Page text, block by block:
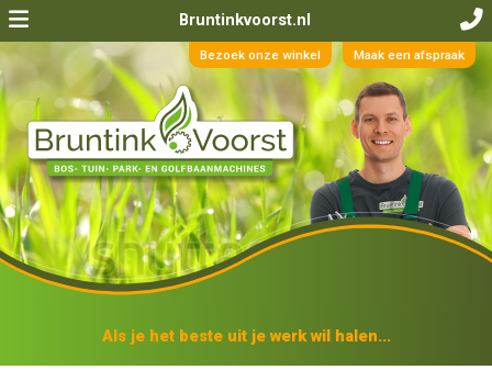
Bruntinkvoorst.nl
Bezoek onze winkel Maak een afspraak
Als je het beste uit je werk wil halen...